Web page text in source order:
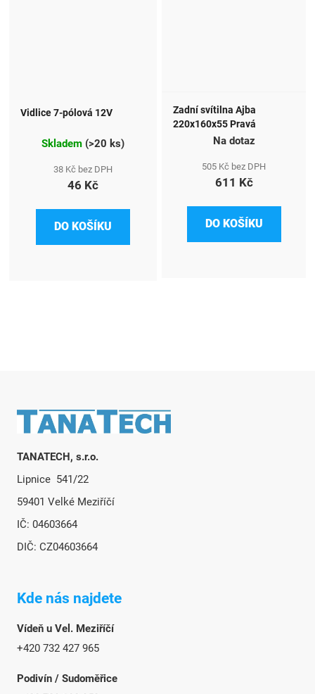
Vidlice 7-pólová 12V
Skladem (>20 ks)
38 Kč bez DPH
46 Kč
DO KOŠÍKU
Zadní svítilna Ajba
220x160x55 Pravá
Na dotaz
505 Kč bez DPH
611 Kč
DO KOŠÍKU
Zápatí
TANATECH, s.r.o.
Lipnice 541/22
59401 Velké Meziříčí
IČ: 04603664
DIČ: CZ04603664
Kde nás najdete
Vídeň u Vel. Meziříčí
+420 732 427 965
Podivín / Sudoměřice